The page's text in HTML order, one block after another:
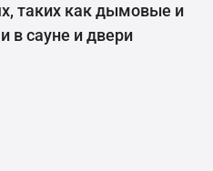
таких как дымовые и
в сауне и двери